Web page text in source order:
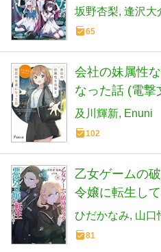
坂野杏梨 逢沢大
65
会社の妹属性
なった話 (電撃
及川輝新 Enuni
102
乙女ゲームの
令嬢に転生し
SUMコミック
ひだかなみ 山口
81